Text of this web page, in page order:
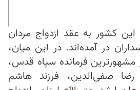
این کشور به عقد ازدواج مردان
در آمده‌اند. در این میان،
مشهورترین فرمانده سپاه قدس،
رضا صفی‌الدین، فرزند هاشم